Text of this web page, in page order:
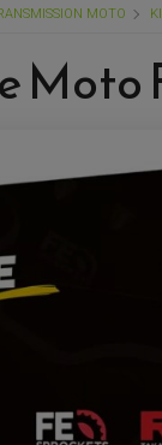
MOTO
Moto